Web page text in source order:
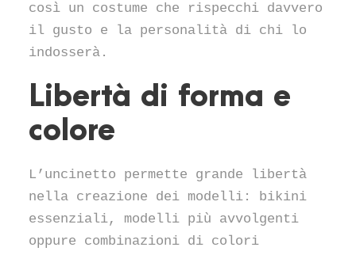
così un costume che rispecchi davvero
il gusto e la personalità di chi lo
indosserà.
Libertà di forma e
colore
L’uncinetto permette grande libertà
nella creazione dei modelli: bikini
essenziali, modelli più avvolgenti
oppure combinazioni di colori